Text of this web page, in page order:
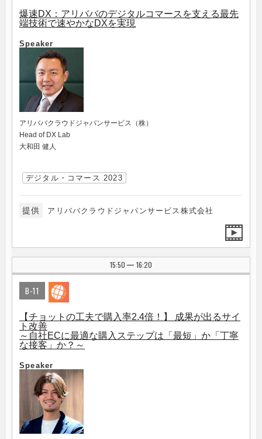
爆速DX：アリババのデジタルコマースを支える最先
端技術で速やかなDXを実現
Speaker
アリババクラウドジャパンサービス（株）
Head of DX Lab
大和田 健人
デジタル・コマース 2023
提供 アリババクラウドジャパンサービス株式会社
15:50 | 16:20
B-11
【チョットの工夫で購入率2.4倍！】 成果が出るサイ
ト改善
～自社ECに最適な購入ステップは「最短」か「丁寧
な接客」か？～
Speaker